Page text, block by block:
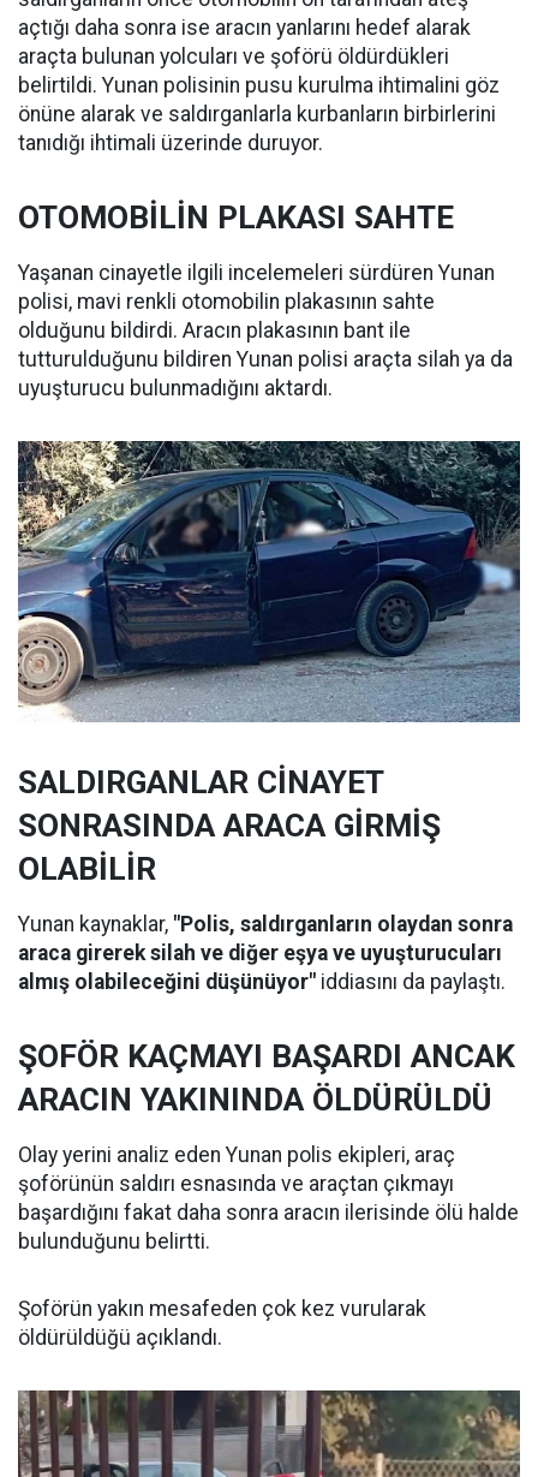
açtığı daha sonra ise aracın yanlarını hedef alarak
araçta bulunan yolcuları ve şoförü öldürdükleri
belirtildi. Yunan polisinin pusu kurulma ihtimalini göz
önüne alarak ve saldırganlarla kurbanların birbirlerini
tanıdığı ihtimali üzerinde duruyor.
OTOMOBİLİN PLAKASI SAHTE
Yaşanan cinayetle ilgili incelemeleri sürdüren Yunan
polisi, mavi renkli otomobilin plakasının sahte
olduğunu bildirdi. Aracın plakasının bant ile
tutturulduğunu bildiren Yunan polisi araçta silah ya da
uyuşturucu bulunmadığını aktardı.
SALDIRGANLAR CİNAYET
SONRASINDA ARACA GİRMİŞ
OLABİLİR
Yunan kaynaklar, "Polis, saldırganların olaydan sonra
araca girerek silah ve diğer eşya ve uyuşturucuları
almış olabileceğini düşünüyor" iddiasını da paylaştı.
ŞOFÖR KAÇMAYI BAŞARDI ANCAK
ARACIN YAKININDA ÖLDÜRÜLDÜ
Olay yerini analiz eden Yunan polis ekipleri, araç
şoförünün saldırı esnasında ve araçtan çıkmayı
başardığını fakat daha sonra aracın ilerisinde ölü halde
bulunduğunu belirtti.
Şoförün yakın mesafeden çok kez vurularak
öldürüldüğü açıklandı.